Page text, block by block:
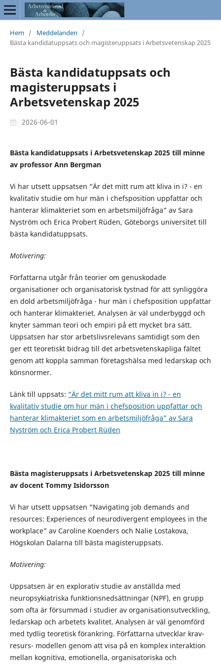
Hem / Meddelanden
/
Bästa kandidatuppsats och magisteruppsats i Arbetsvetenskap 2025
Bästa kandidatuppsats och
magisteruppsats i
Arbetsvetenskap 2025
2026-06-01
Bästa kandidatuppsats i Arbetsvetenskap 2025 till minne
av professor Ann Bergman
Vi har utsett uppsatsen “Är det mitt rum att kliva in i? - en
kvalitativ studie om hur män i chefsposition uppfattar och
hanterar klimakteriet som en arbetsmiljöfråga” av Sara
Nyström och Erica Probert Rüden, Göteborgs universitet till
bästa kandidatuppsats.
Motivering:
Författarna utgår från teorier om genuskodade
organisationer och organisatorisk tystnad för att synliggöra
en dold arbetsmiljöfråga - hur män i chefsposition uppfattar
och hanterar klimakteriet. Analysen är väl underbyggd och
knyter samman teori och empiri på ett mycket bra sätt.
Uppsatsen har stor arbetslivsrelevans samtidigt som den
ger ett teoretiskt bidrag till det arbetsvetenskapliga fältet
genom att koppla samman företagshälsa med ledarskap och
könsnormer.
Länk till uppsats: “Är det mitt rum att kliva in i? - en
kvalitativ studie om hur män i chefsposition uppfattar och
hanterar klimakteriet som en arbetsmiljöfråga” av Sara
Nyström och Erica Probert Rüden
Bästa magisteruppsats i Arbetsvetenskap 2025 till minne
av docent Tommy Isidorsson
Vi har utsett uppsatsen “Navigating job demands and
resources: Experiences of neurodivergent employees in the
workplace” av Caroline Koenders och Nalie Lostakova,
Högskolan Dalarna till bästa magisteruppsats.
Motivering:
Uppsatsen är en explorativ studie av anställda med
neuropsykiatriska funktionsnedsättningar (NPF), en grupp
som ofta är försummad i studier av organisationsutveckling,
ledarskap och arbetets kvalitet. Analysen är väl genomförd
med tydlig teoretisk förankring. Författarna utvecklar krav-
resurs- modellen genom att visa på en komplex interaktion
mellan kognitiva, emotionella, organisatoriska och